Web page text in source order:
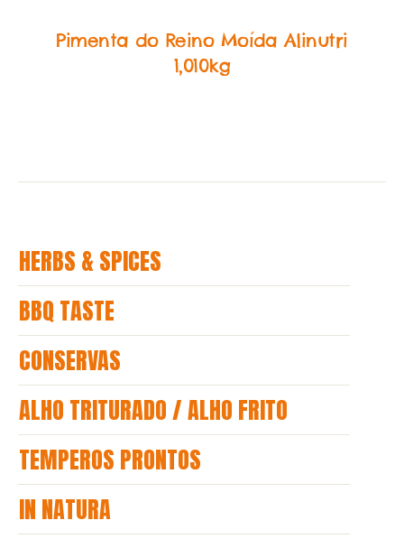
Pimenta do Reino Moída Alinutri
1,010kg
HERBS & SPICES
BBQ TASTE
CONSERVAS
ALHO TRITURADO / ALHO FRITO
TEMPEROS PRONTOS
IN NATURA